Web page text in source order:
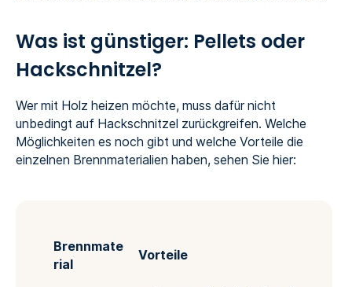
Was ist günstiger: Pellets oder
Hackschnitzel?
Wer mit Holz heizen möchte, muss dafür nicht
unbedingt auf Hackschnitzel zurückgreifen. Welche
Möglichkeiten es noch gibt und welche Vorteile die
einzelnen Brennmaterialien haben, sehen Sie hier:
Brennmate
rial
Vorteile